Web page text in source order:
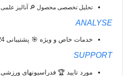
تحلیل تخصصی محصول 🔎 آنالیز علمی
ANALYSE
خدمات خاص و ویژه 🎯 پشتیبانی 24 ساعته
SUPPORT
مورد تایید 🏆 فدراسیونهای ورزشی